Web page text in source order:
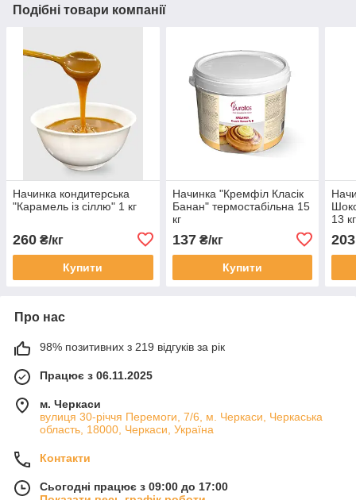
Подібні товари компанії
Начинка кондитерська
"Карамель із сіллю" 1 кг
260 ₴/кг
Купити
Начинка "Кремфіл Класік
Банан" термостабільна 15
кг
137₴/кг
Купити
13 кг
203
Про нас
98% позитивних з 219 відгуків за рік
Працює з 06.11.2025
м. Черкаси
вулиця 30-річчя Перемоги, 7/6, м. Черкаси, Черкаська
область, 18000, Черкаси, Україна
Контакти
Сьогодні працює з 09:00 до 17:00